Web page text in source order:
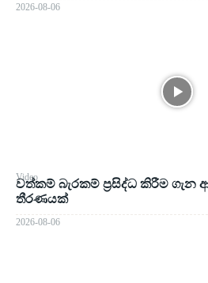
2026-08-06
Video
වත්කම් බැරකම් ප්‍රසිද්ධ කිරීම
තීරණයක්
2026-08-06